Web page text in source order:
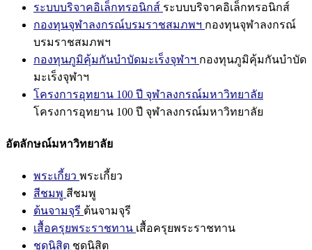
ระบบบริจาคอิเล็กทรอนิกส์ ระบบบริจาคอิเล็กทรอนิกส์
กองทุนจุฬาลงกรณ์บรมราชสมภพฯ กองทุนจุฬาลงกรณ์
บรมราชสมภพฯ
กองทุนภูมิคุ้มกันบำบัดมะเร็งจุฬาฯ กองทุนภูมิคุ้มกันบำบัด
มะเร็งจุฬาฯ
โครงการอุทยาน 100 ปี จุฬาลงกรณ์มหาวิทยาลัย
โครงการอุทยาน 100 ปี จุฬาลงกรณ์มหาวิทยาลัย
อัตลักษณ์มหาวิทยาลัย
พระเกี้ยว พระเกี้ยว
สีชมพู สีชมพู
ต้นจามจุรี ต้นจามจุรี
เสื้อครุยพระราชทาน เสื้อครุยพระราชทาน
ชุดนิสิต ชุดนิสิต